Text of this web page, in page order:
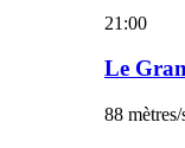
21:00
Le
88